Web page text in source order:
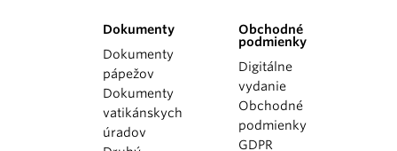
Dokumenty
Dokumenty
pápežov
Dokumenty
vatikánskych
úradov
Obchodné
podmienky
Digitálne
vydanie
Obchodné
podmienky
GDPR